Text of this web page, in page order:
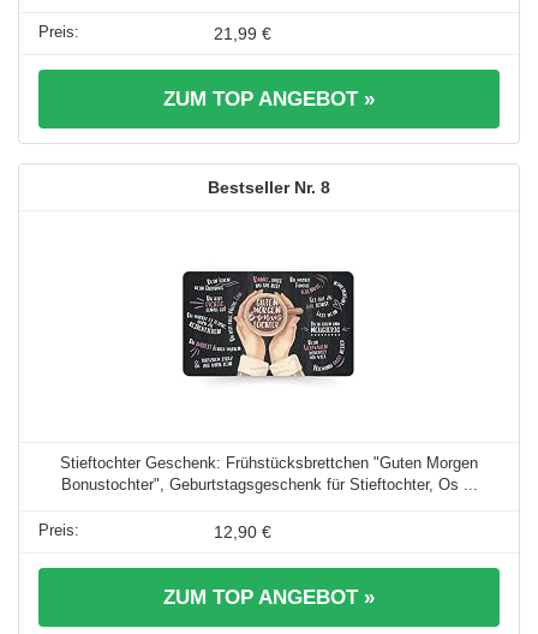
21,99 €
ZUM TOP ANGEBOT »
8
Stieftochter Geschenk: Frühstücksbrettchen "Guten Morgen
Bonustochter", Geburtstagsgeschenk für Stieftochter, Os ...
12,90 €
ZUM TOP ANGEBOT »